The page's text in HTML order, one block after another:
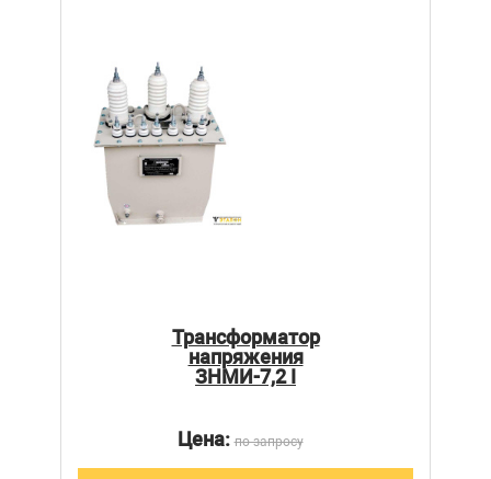
Трансформатор
напряжения
ЗНМИ-7,2 I
Цена:по запросу